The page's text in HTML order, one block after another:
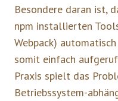
Besondere daran ist,
npm installierten
Webpack)
somit einfach
Praxis spielt das
Betriebssystem-